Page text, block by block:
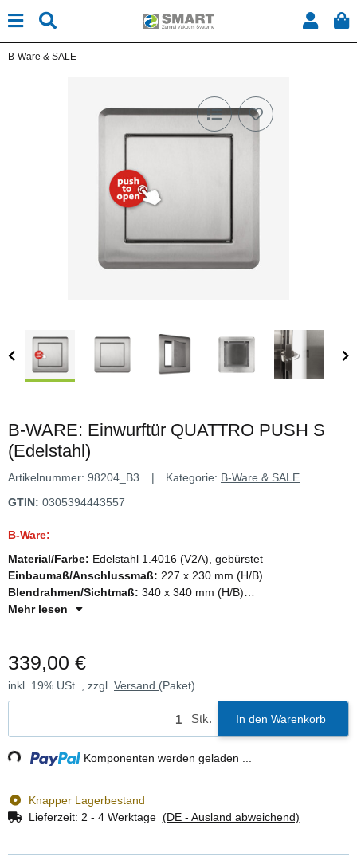
B-Ware & SALE
B-WARE: Einwurftür QUATTRO PUSH S
(Edelstahl)
Artikelnummer: 98204_B3 Kategorie: B-Ware & SALE
GTIN: 0305394443557
B-Ware:
Material/Farbe: Edelstahl 1.4016 (V2A), gebürstet
Einbaumaß/Anschlussmaß: 227 x 230 mm (H/B)
Blendrahmen/Sichtmaß: 340 x 340 mm (H/B)
Einbautiefe:
90 mm
Öffnung:PUSH-TO-OPEN
Mehr lesen
339,00 €
inkl. 19% USt. , zzgl. Versand (Paket)
Stk. In den Warenkorb
Komponenten werden geladen ...
Knapper Lagerbestand
Lieferzeit: 2 - 4 Werktage (DE - Ausland abweichend)